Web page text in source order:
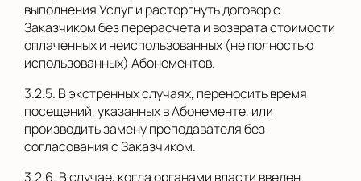
выполнения Услуг и расторгнуть договор с
Заказчиком без перерасчета и возврата стоимости
оплаченных и неиспользованных (не полностью
использованных) Абонементов.
3.2.5. В экстренных случаях, переносить время
посещений, указанных в Абонементе, или
производить замену преподавателя без
согласования с Заказчиком.
3.2.6. В случае, когда органами власти введен